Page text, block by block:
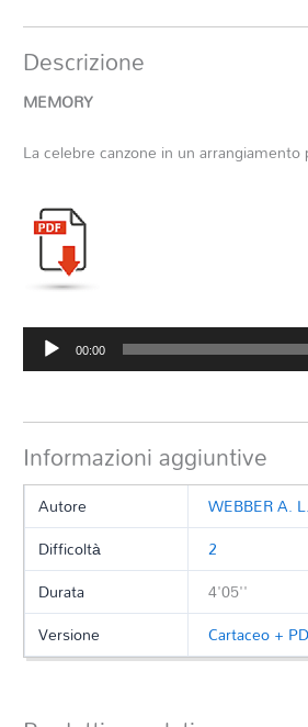
Descrizione
MEMORY
La celebre canzone in un arrangiamento
Audio
Player
00:00
Informazioni aggiuntive
Autore
WEBBER A.
Difficoltà
2
Durata
4'05''
Versione
Cartaceo +